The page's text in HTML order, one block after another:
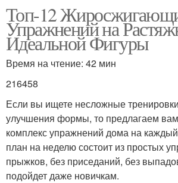
Топ-12
Упражнений на
Идеальной Фигуры
Время на чтение: 42 мин
216458
Если вы ищете несложные
улучшения формы, то предлагаем
комплекс упражнений дома на
план на неделю состоит из простых
прыжков, без приседаний, без
подойдет даже новичкам.